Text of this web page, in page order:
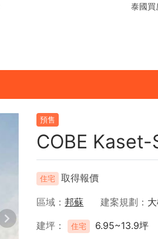
泰國買
預售
COBE
住宅 取得報價
區域 邦蘇 建案規劃
建坪
住宅 6.95~13.9坪